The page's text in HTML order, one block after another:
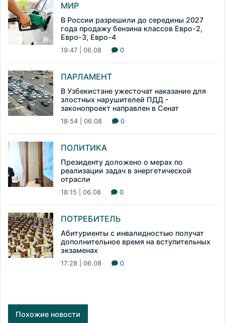
МИР
В России разрешили до середины 2027
года продажу бензина классов Евро-2,
Евро-3, Евро-4
19:47 | 06.08 0
ПАРЛАМЕНТ
В Узбекистане ужесточат наказание для
злостных нарушителей ПДД -
законопроект направлен в Сенат
18:54 | 06.08 0
ПОЛИТИКА
Президенту доложено о мерах по
реализации задач в энергетической
отрасли
18:15 | 06.08 0
ПОТРЕБИТЕЛЬ
Абитуриенты с инвалидностью получат
дополнительное время на вступительных
экзаменах
17:28 | 06.08 0
Похожие новости